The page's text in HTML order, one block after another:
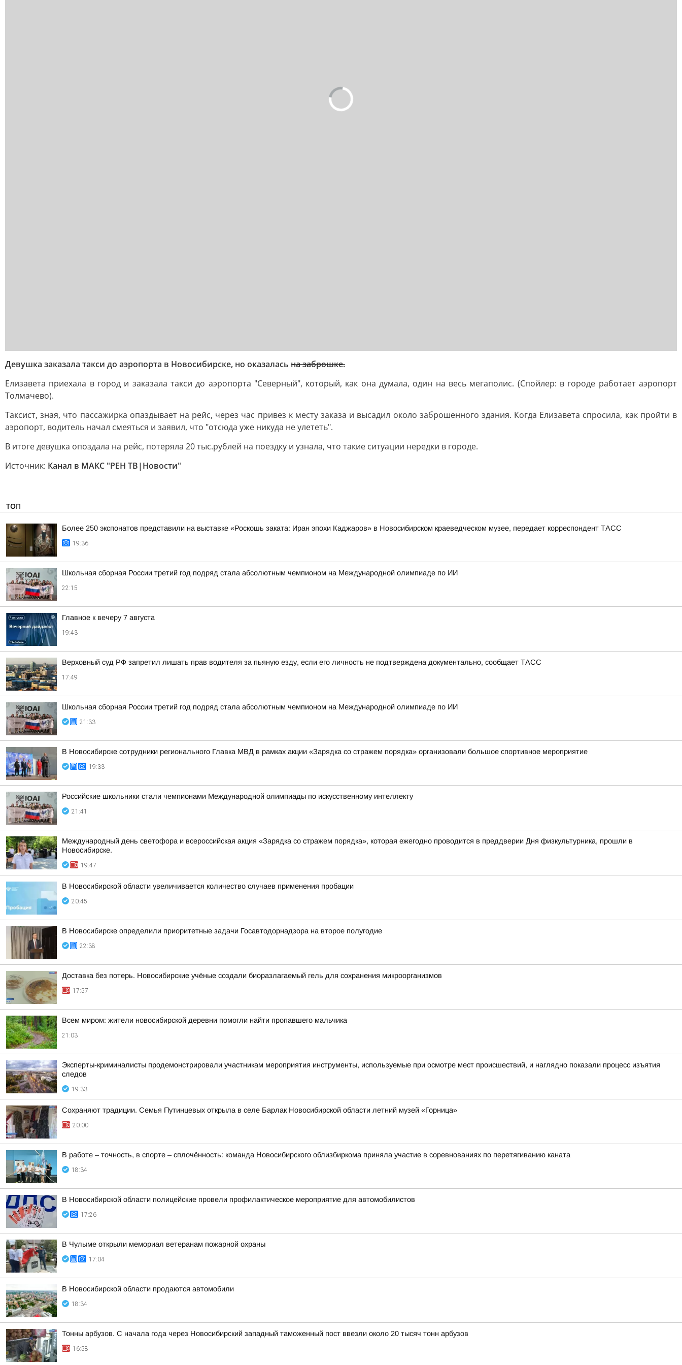
Девушка заказала такси до аэропорта в Новосибирске, но оказалась на заброшке.
Елизавета приехала в город и заказала такси до аэропорта "Северный", который, как она думала, один на весь мегаполис. (Спойлер: в городе работает аэропорт
Толмачево).
Таксист, зная, что пассажирка опаздывает на рейс, через час привез к месту заказа и высадил около заброшенного здания. Когда Елизавета спросила, как пройти в
аэропорт, водитель начал смеяться и заявил, что "отсюда уже никуда не улететь".
В итоге девушка опоздала на рейс, потеряла 20 тыс.рублей на поездку и узнала, что такие ситуации нередки в городе.
Источник: Канал в МАКС "РЕН ТВ|Новости"
ТОП
Более 250 экспонатов представили на выставке «Роскошь заката: Иран эпохи Каджаров» в Новосибирском краеведческом музее, передает корреспондент ТАСС
19:36
Школьная сборная России третий год подряд стала абсолютным чемпионом на Международной олимпиаде по ИИ
22:15
Главное к вечеру 7 августа
19:43
Верховный суд РФ запретил лишать прав водителя за пьяную езду, если его личность не подтверждена документально, сообщает ТАСС
17:49
Школьная сборная России третий год подряд стала абсолютным чемпионом на Международной олимпиаде по ИИ
21:33
В Новосибирске сотрудники регионального Главка МВД в рамках акции «Зарядка со стражем порядка» организовали большое спортивное мероприятие
19:33
Российские школьники стали чемпионами Международной олимпиады по искусственному интеллекту
21:41
Международный день светофора и всероссийская акция «Зарядка со стражем порядка», которая ежегодно проводится в преддверии Дня физкультурника, прошли в
Новосибирске.
19:47
В Новосибирской области увеличивается количество случаев применения пробации
20:45
В Новосибирске определили приоритетные задачи Госавтодорнадзора на второе полугодие
22:38
Доставка без потерь. Новосибирские учёные создали биоразлагаемый гель для сохранения микроорганизмов
17:57
Всем миром: жители новосибирской деревни помогли найти пропавшего мальчика
21:03
Эксперты-криминалисты продемонстрировали участникам мероприятия инструменты, используемые при осмотре мест происшествий, и наглядно показали процесс изъятия
следов
19:33
Сохраняют традиции. Семья Путинцевых открыла в селе Барлак Новосибирской области летний музей «Горница»
20:00
В работе – точность, в спорте – сплочённость: команда Новосибирского облизбиркома приняла участие в соревнованиях по перетягиванию каната
18:34
В Новосибирской области полицейские провели профилактическое мероприятие для автомобилистов
17:26
В Чулыме открыли мемориал ветеранам пожарной охраны
17:04
В Новосибирской области продаются автомобили
18:34
Тонны арбузов. С начала года через Новосибирский западный таможенный пост ввезли около 20 тысяч тонн арбузов
16:58